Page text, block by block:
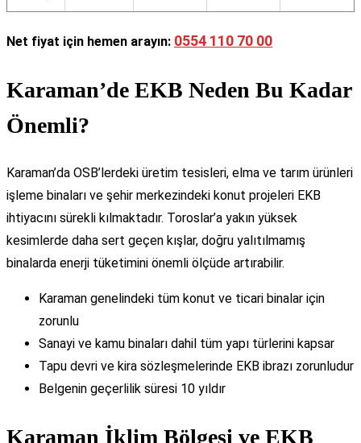
Net fiyat için hemen arayın: 0554 110 70 00
Karaman’de EKB Neden Bu Kadar
Önemli?
Karaman’da OSB’lerdeki üretim tesisleri, elma ve tarım ürünleri
işleme binaları ve şehir merkezindeki konut projeleri EKB
ihtiyacını sürekli kılmaktadır. Toroslar’a yakın yüksek
kesimlerde daha sert geçen kışlar, doğru yalıtılmamış
binalarda enerji tüketimini önemli ölçüde artırabilir.
Karaman genelindeki tüm konut ve ticari binalar için
zorunlu
Sanayi ve kamu binaları dahil tüm yapı türlerini kapsar
Tapu devri ve kira sözleşmelerinde EKB ibrazı zorunludur
Belgenin geçerlilik süresi 10 yıldır
Karaman İklim Bölgesi ve EKB